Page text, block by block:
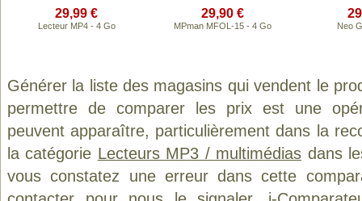
29,99 €
Lecteur MP4 - 4 Go
29,90 €
MPman MFOL-15 - 4 Go Neo
Générer la liste des magasins qui vendent le
permettre de comparer les prix est une
peuvent apparaître, particulièrement dans la
la catégorie Lecteurs MP3 / multimédias dans
vous constatez une erreur dans cette